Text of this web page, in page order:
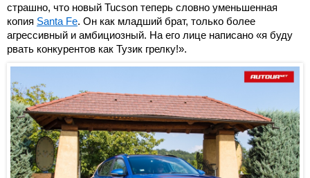
страшно, что новый Tucson теперь словно уменьшенная
копия Santa Fe. Он как младший брат, только более
агрессивный и амбициозный. На его лице написано «я буду
рвать конкурентов как Тузик грелку!».